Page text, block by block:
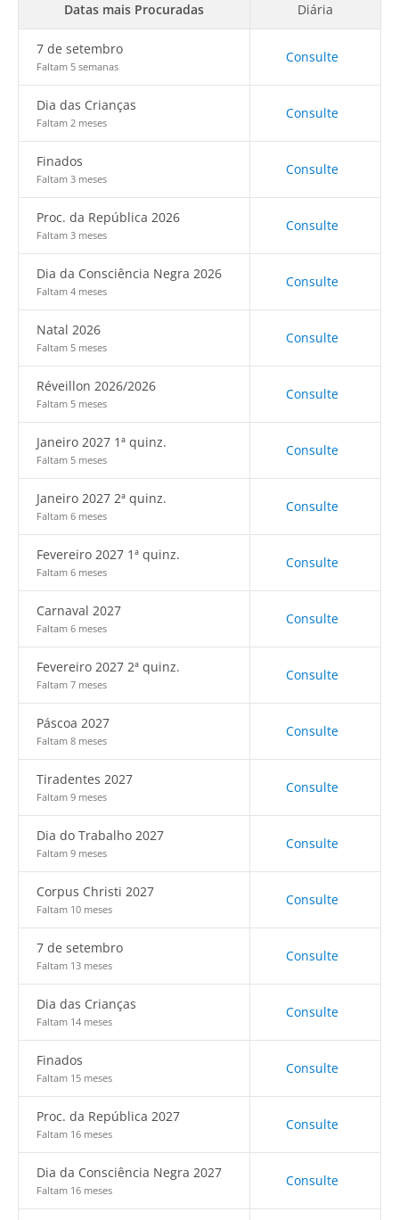
Datas mais Procuradas Diária
7 de setembro
Faltam 5 semanas
Consulte
Dia das Crianças
Faltam 2 meses
Consulte
Finados
Faltam 3 meses
Consulte
Proc. da República 2026
Faltam 3 meses
Consulte
Dia da Consciência Negra 2026
Faltam 4 meses
Consulte
Natal 2026
Faltam 5 meses
Consulte
Réveillon 2026/2026
Faltam 5 meses
Consulte
Janeiro 2027 1ª quinz.
Faltam 5 meses
Consulte
Janeiro 2027 2ª quinz.
Faltam 6 meses
Consulte
Fevereiro 2027 1ª quinz.
Faltam 6 meses
Consulte
Carnaval 2027
Faltam 6 meses
Consulte
Fevereiro 2027 2ª quinz.
Faltam 7 meses
Consulte
Páscoa 2027
Faltam 8 meses
Consulte
Tiradentes 2027
Faltam 9 meses
Consulte
Dia do Trabalho 2027
Faltam 9 meses
Consulte
Corpus Christi 2027
Faltam 10 meses
Consulte
7 de setembro
Faltam 13 meses
Consulte
Dia das Crianças
Faltam 14 meses
Consulte
Finados
Faltam 15 meses
Consulte
Proc. da República 2027
Faltam 16 meses
Consulte
Dia da Consciência Negra 2027
Faltam 16 meses
Consulte